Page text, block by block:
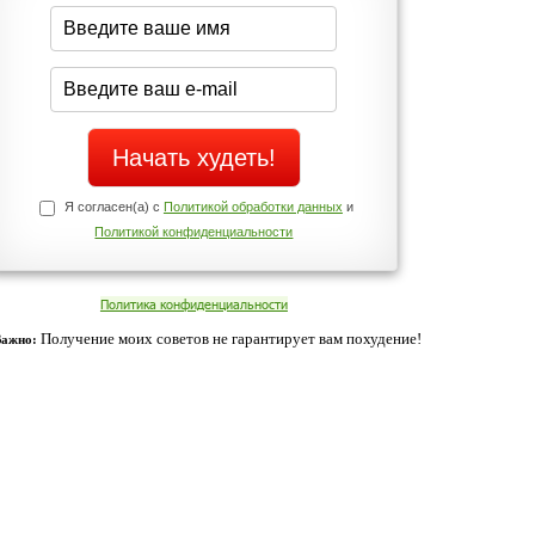
середине дня?
Да
Нет
Телефоны службы поддержки
+7 (909) 421-77-27
cookies. Оставаясь с нами, вы соглашаетесь с нашей
Согласен